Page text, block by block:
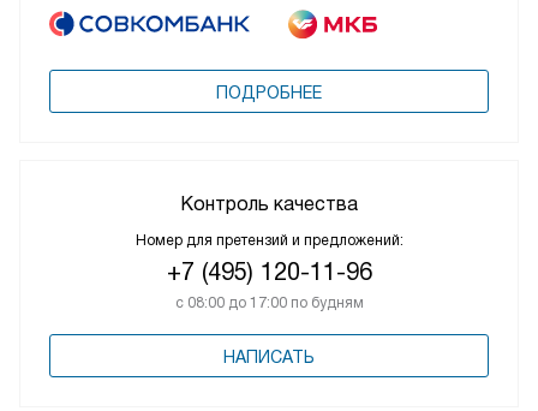
ПОДРОБНЕЕ
Контроль качества
Номер для претензий и предложений:
+7 (495) 120-11-96
с 08:00 до 17:00 по будням
НАПИСАТЬ